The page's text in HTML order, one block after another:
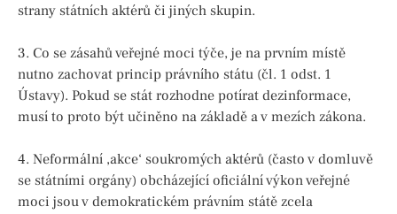
strany státních aktérů či jiných skupin.
3. Co se zásahů veřejné moci týče, je na prvním místě
nutno zachovat princip právního státu (čl. 1 odst. 1
Ústavy). Pokud se stát rozhodne potírat dezinformace,
musí to proto být učiněno na základě a v mezích zákona.
4. Neformální ‚akce‘ soukromých aktérů (často v domluvě
se státními orgány) obcházející oficiální výkon veřejné
moci jsou v demokratickém právním státě zcela